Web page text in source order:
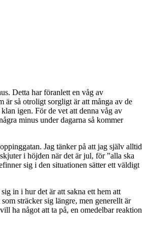
Detta har föranlett en våg av
är så otroligt sorgligt är att många av de
igen. För de vet att denna våg av
minus under dagarna så kommer
Jag tänker på att jag själv alltid
i höjden när det är jul, för ”alla ska
sig i den situationen sätter ett väldigt
in i hur det är att sakna ett hem att
sträcker sig längre, men generellt är
ha något att ta på, en omedelbar reaktion